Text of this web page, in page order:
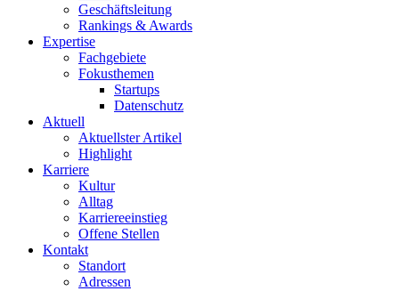
Geschäftsleitung
Rankings & Awards
Expertise
Fachgebiete
Fokusthemen
Startups
Datenschutz
Aktuell
Aktuellster Artikel
Highlight
Karriere
Kultur
Alltag
Karriereeinstieg
Offene Stellen
Kontakt
Standort
Adressen